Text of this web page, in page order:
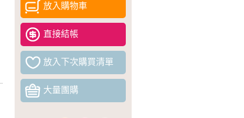
放入購物車
直接結帳
放入下次購買清單
大量團購